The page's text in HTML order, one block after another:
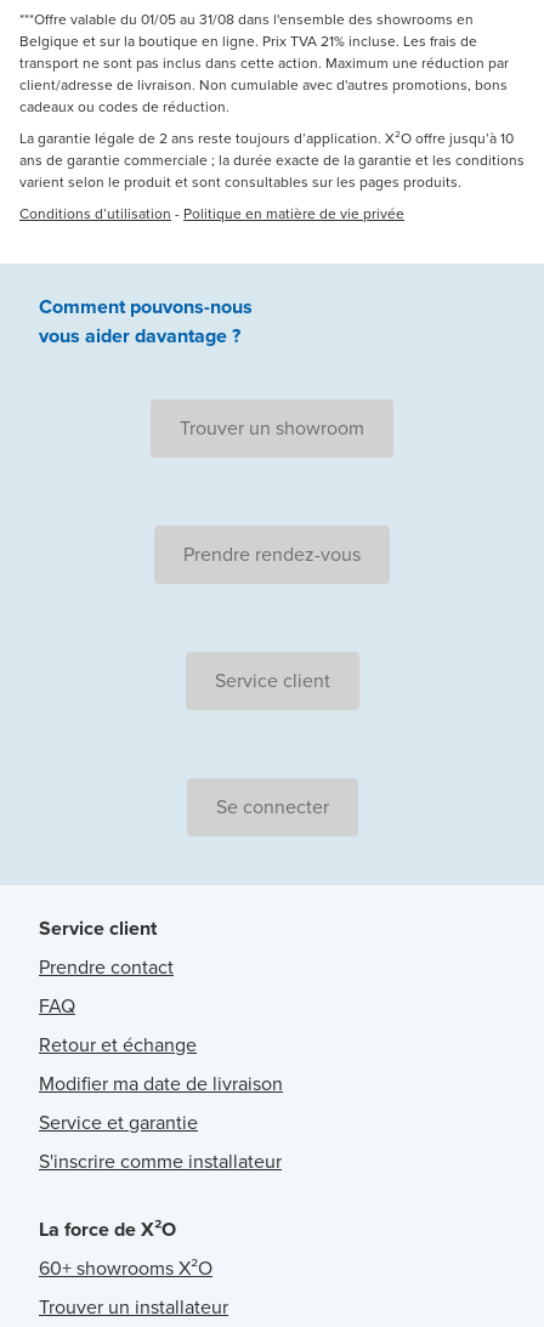
***Offre valable du 01/05 au 31/08 dans l'ensemble des showrooms en
Belgique et sur la boutique en ligne. Prix TVA 21% incluse. Les frais de
transport ne sont pas inclus dans cette action. Maximum une réduction par
client/adresse de livraison. Non cumulable avec d'autres promotions, bons
cadeaux ou codes de réduction.
La garantie légale de 2 ans reste toujours d’application. X²O offre jusqu’à 10
ans de garantie commerciale ; la durée exacte de la garantie et les conditions
varient selon le produit et sont consultables sur les pages produits.
Conditions d’utilisation - Politique en matière de vie privée
Comment pouvons-nous
vous aiderdavantage ?
Trouver un showroom
Prendre rendez-vous
Service client
Se connecter
Service client
Prendre contact
FAQ
Retour et échange
Modifier ma date de livraison
Service et garantie
S'inscrire comme installateur
La force de X²O
60+ showrooms X²O
Trouver un installateur